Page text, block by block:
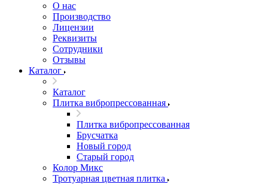
О нас
Производство
Лицензии
Реквизиты
Сотрудники
Отзывы
Каталог
Каталог
Плитка вибропрессованная
Плитка вибропрессованная
Брусчатка
Новый город
Старый город
Колор Микс
Тротуарная цветная плитка